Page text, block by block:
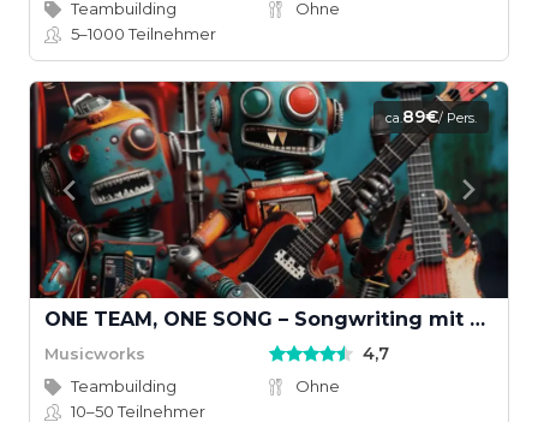
Teambuilding
Ohne
5–1000Teilnehmer
ca.89€/ Pers.
ONE TEAM, ONE SONG – Songwriting mit KI und echten Instrumenten
Musicworks 4,7
Teambuilding
Ohne
10–50Teilnehmer